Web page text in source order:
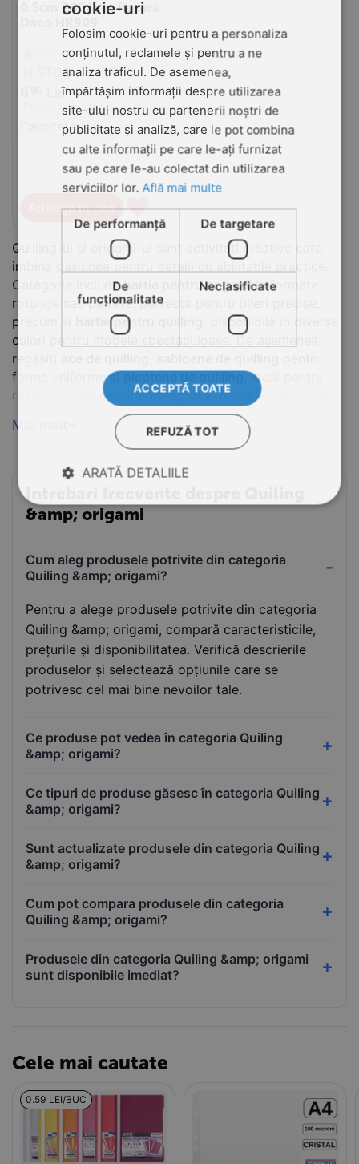
Quilling-ul si origami-ul sunt activitati creative care
imbina pasiunea pentru detalii cu abilitatile practice.
Categoria includehartie pentru origamiin formate
rotunde sau patrate, perfecta pentru plieri precise,
precum si
hartie pentru quilling
, disponibila in diverse
culori pentru modele spectaculoase. De asemenea,
regasiti
forme uniforme sipieptene de quilling, ideal pentru
realizarea designurilor complexe. Toate aceste unelte
sunt gandite pentru a oferi o experienta completa si
placuta in arta hartiei.
Mai mult
0.5cm 200/ set flacara
IN STOC
Lei
(Pret cu TVA inclus)
Cantitate: +
−
Adauga in cos ♥
Intrebari frecvente despre Quiling
&amp; origami
Cum aleg produsele potrivite din categoria
Quiling &amp; origami?
Pentru a alege produsele potrivite din categoria
Quiling &amp; origami, compară caracteristicile,
prețurile și disponibilitatea. Verifică descrierile
produselor și selectează opțiunile care se
potrivesc cel mai bine nevoilor tale.
Ce produse pot vedea în categoria Quiling
&amp; origami?
Ce tipuri de produse găsesc în categoria Quiling
&amp; origami?
Sunt actualizate produsele din categoria Quiling
&amp; origami?
Cum pot compara produsele din categoria
Quiling &amp; origami?
Produsele din categoria Quiling &amp; origami
sunt disponibile imediat?
Cele mai cautate
0.59 LEI/BUC
cookie-uri
Folosim cookie-uri pentru a personaliza
conținutul, reclamele și pentru a ne
analiza traficul. De asemenea,
împărtășim informații despre utilizarea
site-ului nostru cu partenerii noștri de
publicitate și analiză, care le pot combina
cu alte informații pe care le-ați furnizat
sau pe care le-au colectat din utilizarea
serviciilor lor.Află mai multe
De performanță De targetare
De
funcţionalitate
Neclasificate
ACCEPTĂ TOATE
REFUZĂ TOT
ARATĂ DETALIILE